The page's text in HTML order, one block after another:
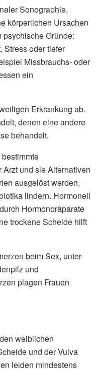
Sonographie,
körperlichen Ursachen
psychische Gründe:
Stress oder tiefer
Missbrauchs- oder
ein
Erkrankung ab.
denen eine andere
behandelt.
und sie Alternativen
ausgelöst werden,
lindern. Hormonell
Hormonpräparate
trockene Scheide hilft
beim Sex, unter
und
plagen Frauen
weiblichen
und der Vulva
leiden mindestens